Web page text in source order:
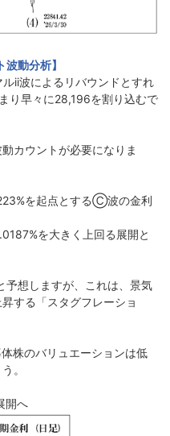
動分析】
ii波によるリバウンドとすれ
り早々に28,196を割り込むで
カウントが必要になりま
を起点とするⒸ波の金利
を大きく上回る展開と
想しますが、これは、景気
する「スタグフレーショ
株のバリュエーションは低
。
開へ